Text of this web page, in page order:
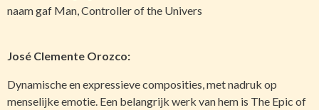
naam gaf Man, Controller of the Univers
José Clemente Orozco:
Dynamische en expressieve composities, met nadruk op
menselijke emotie. Een belangrijk werk van hem is The Epic of